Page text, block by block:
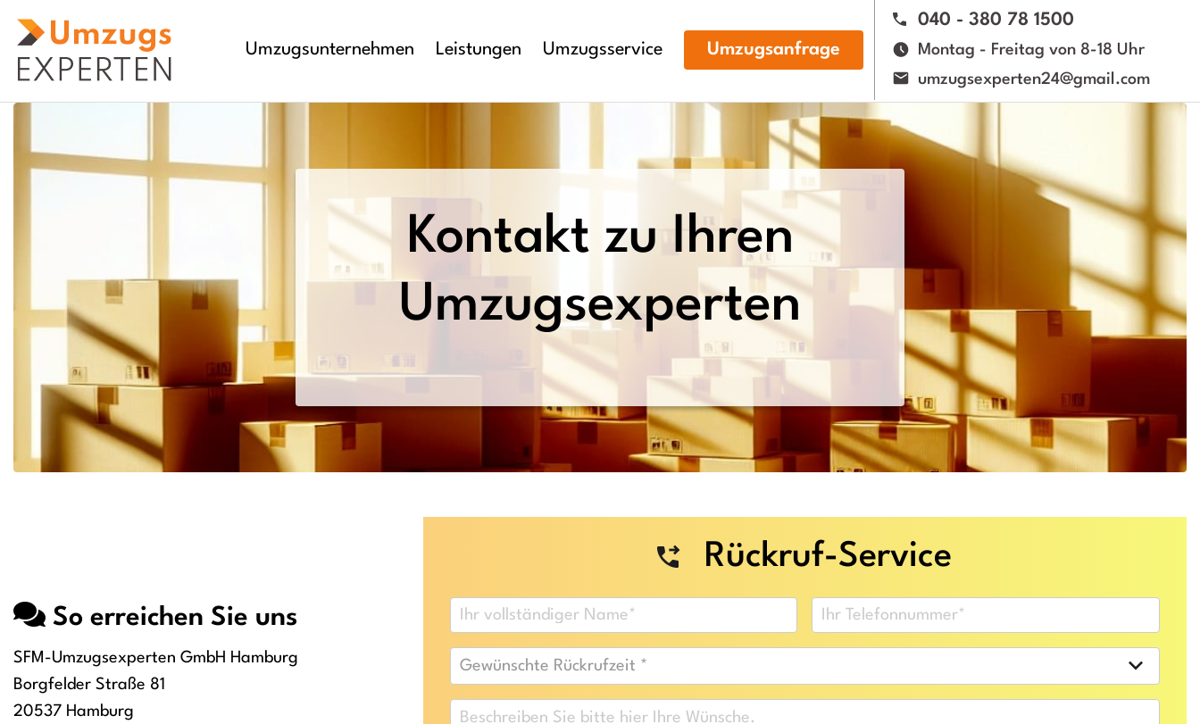
Umzugsunternehmen Leistungen Umzugsservice Umzugsanfrage
040 - 380 78 1500
Montag - Freitag von 8-18 Uhr
umzugsexperten24@gmail.com
Kontakt zu Ihren
Umzugsexperten
So erreichen Sie uns
SFM-Umzugsexperten GmbH Hamburg
Borgfelder Straße 81
20537 Hamburg
Rückruf-Service